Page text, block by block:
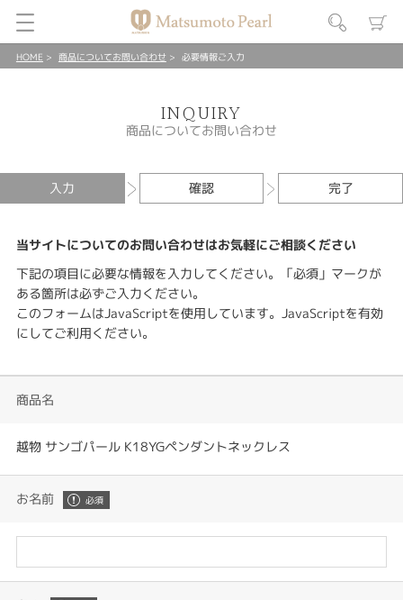
HOME 商品についてお問い合わせ 必要情報ご入力
INQUIRY
商品についてお問い合わせ
入力 確認 完了
当サイトについてのお問い合わせはお気軽にご相談ください
下記の項目に必要な情報を入力してください。「必須」マークが
ある箇所は必ずご入力ください。
このフォームはJavaScriptを使用しています。JavaScriptを有効
にしてご利用ください。
商品名
越物 サンゴパール K18YGペンダントネックレス
お名前